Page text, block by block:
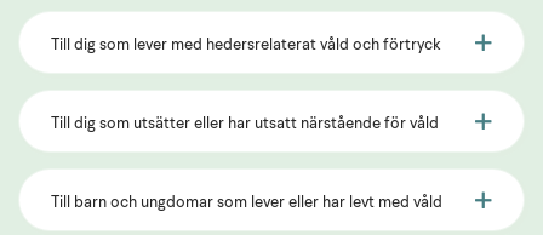
Till dig som lever med hedersrelaterat våld och förtryck
Till dig som utsätter eller har utsatt närstående för våld
Till barn och ungdomar som lever eller har levt med våld